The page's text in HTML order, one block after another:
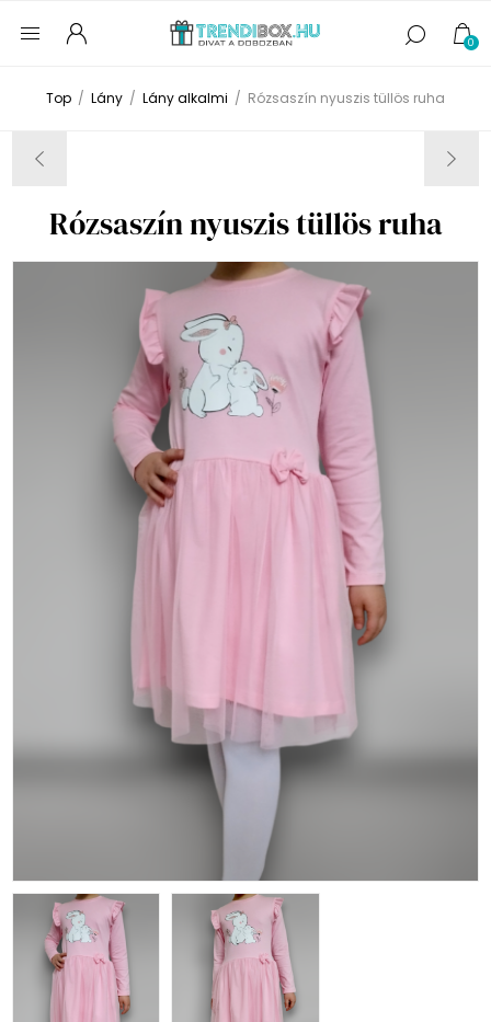
0
Top / Lány / Lány alkalmi / Rózsaszín nyuszis tüllös ruha
Rózsaszín nyuszis tüllös ruha